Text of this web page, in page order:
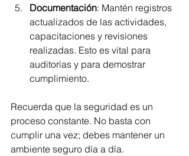
Documentación: Mantén registros
actualizados de las actividades,
capacitaciones y revisiones
realizadas. Esto es vital para
auditorías y para demostrar
cumplimiento.
Recuerda que la seguridad es un
proceso constante. No basta con
cumplir una vez; debes mantener un
ambiente seguro día a día.